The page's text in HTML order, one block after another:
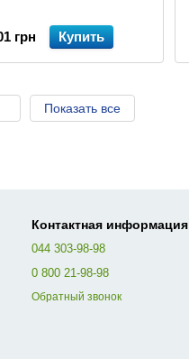
грн Купить
Показать все
Контактная информация
044 303-98-98
0 800 21-98-98
Обратный звонок